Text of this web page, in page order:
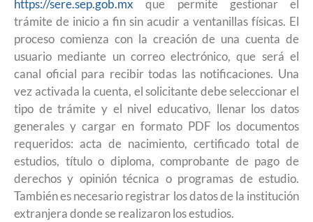
https://sere.sep.gob.mx que permite gestionar el
trámite de inicio a fin sin acudir a ventanillas físicas. El
proceso comienza con la creación de una cuenta de
usuario mediante un correo electrónico, que será el
canal oficial para recibir todas las notificaciones. Una
vez activada la cuenta, el solicitante debe seleccionar el
tipo de trámite y el nivel educativo, llenar los datos
generales y cargar en formato PDF los documentos
requeridos: acta de nacimiento, certificado total de
estudios, título o diploma, comprobante de pago de
derechos y opinión técnica o programas de estudio.
También es necesario registrar los datos de la institución
extranjera donde se realizaron los estudios.